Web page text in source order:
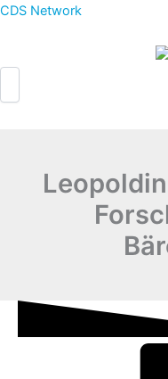
Zum
CDS Network